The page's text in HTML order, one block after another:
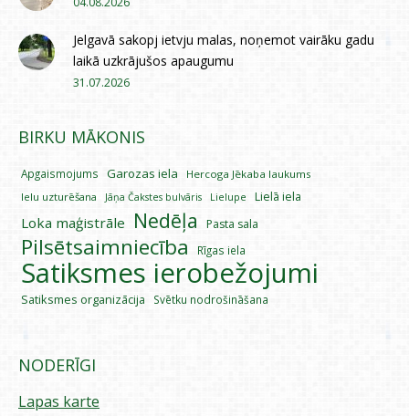
Jelgavā sakopj ietvju malas, noņemot vairāku gadu
laikā uzkrājušos apaugumu
31.07.2026
BIRKU MĀKONIS
Apgaismojums Garozas iela
Hercoga Jēkaba laukums
Ielu uzturēšana
Jāņa Čakstes bulvāris Lielupe Lielā iela
Loka maģistrāle Nedēļa Pasta sala
Pilsētsaimniecība Rīgas iela
Satiksmes ierobežojumi
Satiksmes organizācija Svētku nodrošināšana
NODERĪGI
Lapas karte